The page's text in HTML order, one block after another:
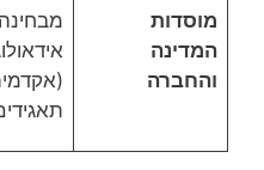
מוסדות
המדינה
והחברה
מבחינה